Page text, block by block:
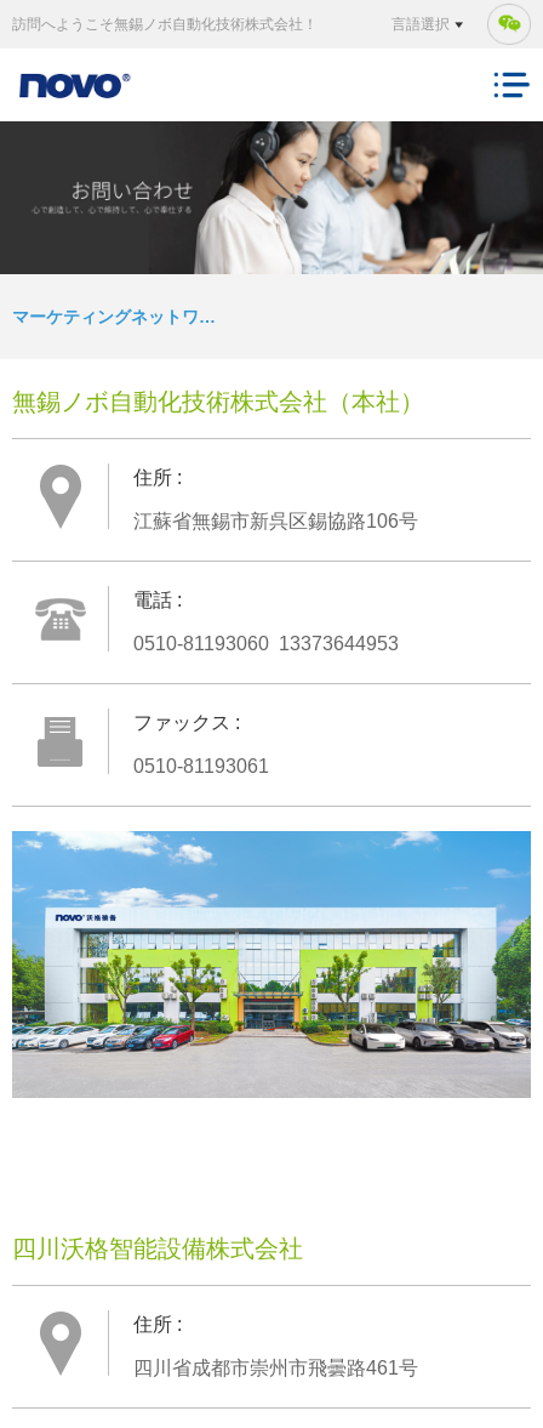
訪問へようこそ無錫ノボ自動化技術株式会社！ 言語選択
マーケティングネットワーク
無錫ノボ自動化技術株式会社（本社）
住所 :
江蘇省無錫市新呉区錫協路106号
電話 :
0510-81193060 13373644953
ファックス :
0510-81193061
四川沃格智能設備株式会社
住所 :
四川省成都市崇州市飛曇路461号